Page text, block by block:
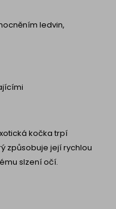
ledvin,
kočka trpí
způsobuje její rychlou
slzení očí.